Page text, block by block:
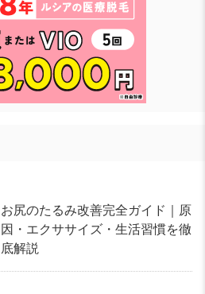
お尻のたるみ改善完全ガイド｜原
因・エクササイズ・生活習慣を徹
底解説